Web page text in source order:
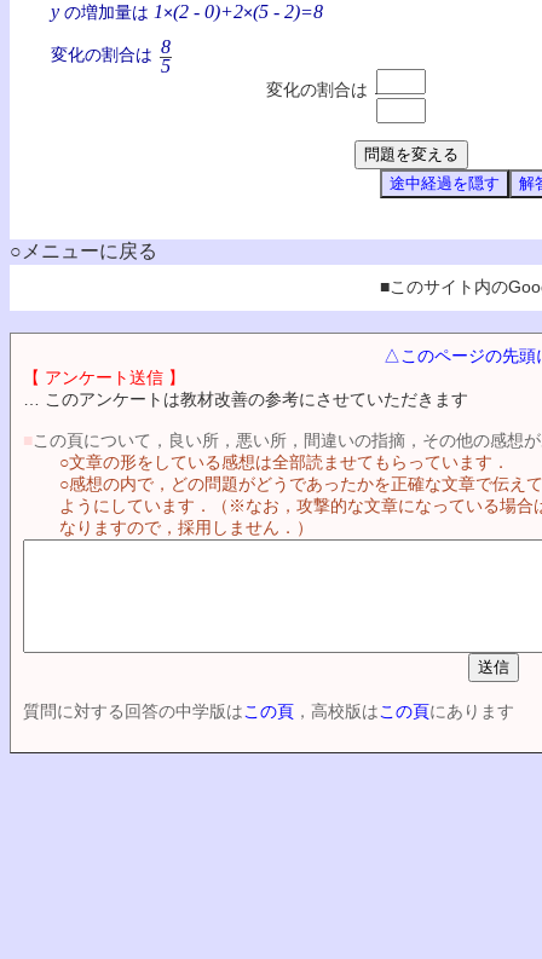
y の増加量は 1×(2 - 0)+2×(5 - 2)=8
変化の割合は 8
5
変化の割合は
○メニューに戻る
■このサイト内の
△このページの先
【 アンケート送信 】
… このアンケートは教材改善の参考にさせていただきます
■この頁について，良い所，悪い所，間違いの指摘，その他の感想
○文章の形をしている感想は全部読ませてもらっています．
○感想の内で，どの問題がどうであったかを正確な文章で伝え
ようにしています．（※なお，攻撃的な文章になっている場
なりますので，採用しません．）
質問に対する回答の中学版はこの頁 ，高校版はこの頁にあります